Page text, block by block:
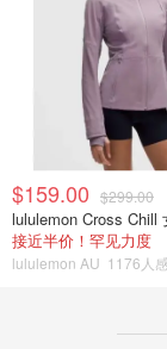
$159.00 $299.00
lululemon Cross Chill
接近半价！罕见力度
lululemon AU 1176人